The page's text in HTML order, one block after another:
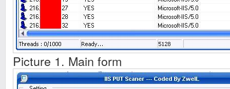
Picture 1. Main form